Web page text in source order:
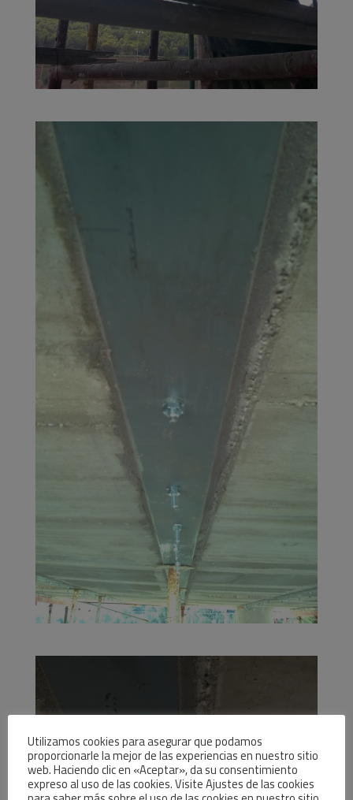
Utilizamos cookies para asegurar que podamos
proporcionarle la mejor de las experiencias en nuestro sitio
web. Haciendo clic en «Aceptar», da su consentimiento
expreso al uso de las cookies. Visite Ajustes de las cookies